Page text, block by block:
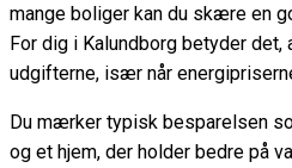
mange boliger kan du skære en
For dig i Kalundborg betyder det,
udgifterne, især når
Du mærker typisk besparelsen
og et hjem, der holder bedre på